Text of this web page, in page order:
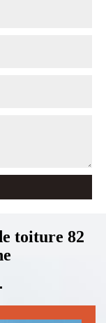
toiture 82